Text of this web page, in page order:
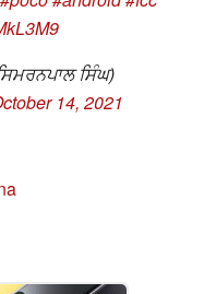
ਸਿੰਘ)
14, 2021